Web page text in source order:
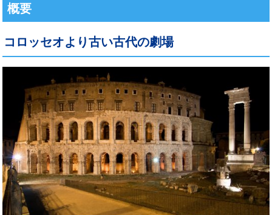
概要
コロッセオより古い古代の劇場